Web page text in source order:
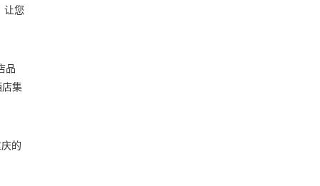
让您
品
店集
的